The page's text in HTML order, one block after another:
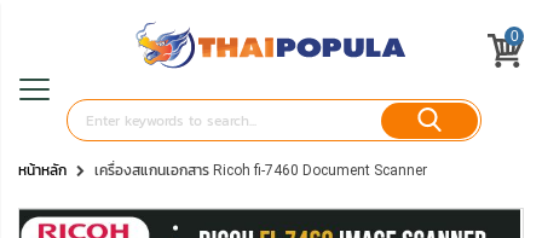
0
หน้าหลัก เครื่องสแกนเอกสาร Ricoh fi-7460 Document Scanner